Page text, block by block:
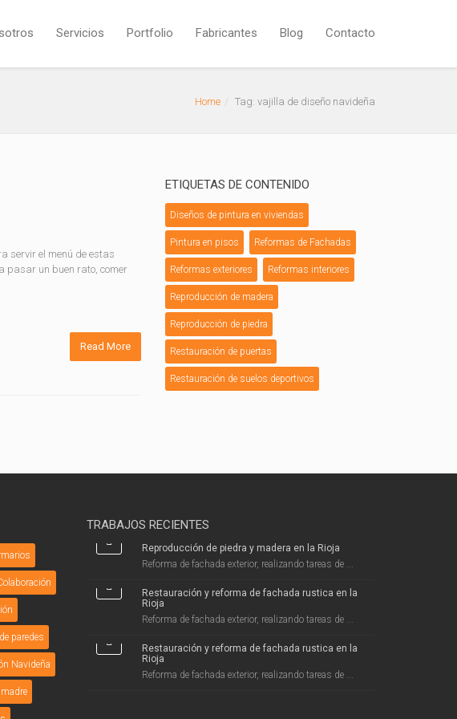
Servicios Portfolio Fabricantes Blog Contacto
Home Tag: vajilla de diseño navideña
servir el menú de estas
pasar un buen rato, comer
Read More
ETIQUETAS DE CONTENIDO
Diseños de pintura en viviendas
Pintura en pisos Reformas de Fachadas
Reformas exteriores Reformas interiores
Reproducción de madera
Reproducción de piedra
Restauración de puertas
Restauración de suelos deportivos
paredes
Navideña
TRABAJOS RECIENTES
Reproducción de piedra y madera en la Rioja
Reforma de fachada exterior, realizando tareas de ...
Restauración y reforma de fachada rustica en la
Rioja
Reforma de fachada exterior, realizando tareas de ...
Restauración y reforma de fachada rustica en la
Rioja
Reforma de fachada exterior, realizando tareas de ...